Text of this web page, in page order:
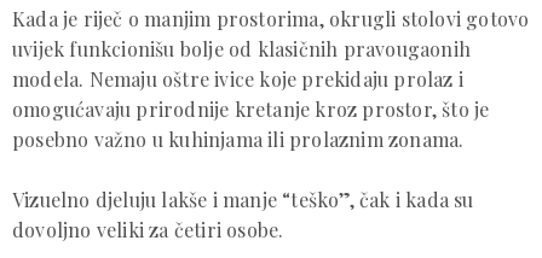
Kada je riječ o manjim prostorima, okrugli stolovi gotovo
uvijek funkcionišu bolje od klasičnih pravougaonih
modela. Nemaju oštre ivice koje prekidaju prolaz i
omogućavaju prirodnije kretanje kroz prostor, što je
posebno važno u kuhinjama ili prolaznim zonama.
Vizuelno djeluju lakše i manje “teško”, čak i kada su
dovoljno veliki za četiri osobe.